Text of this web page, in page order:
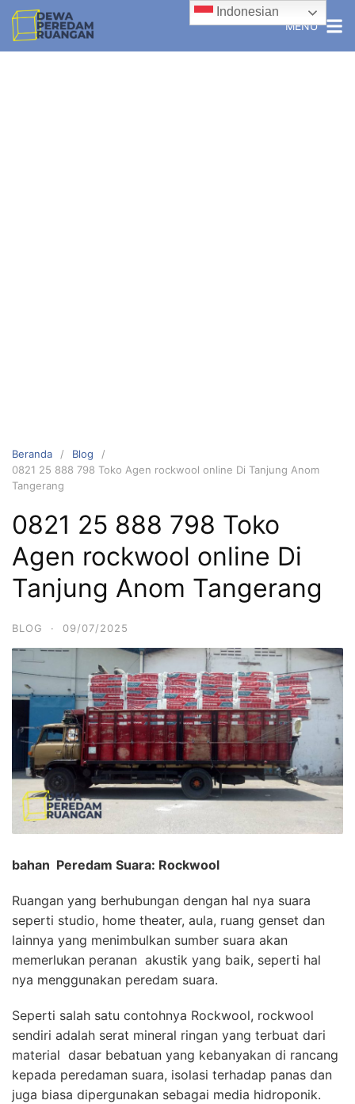
MENU
Beranda
Blog
0821 25 888 798 Toko Agen rockwool online Di Tanjung Anom
Tangerang
0821 25 888 798 Toko
Agen rockwool online Di
Tanjung Anom Tangerang
BLOG · 09/07/2025
bahan Peredam Suara: Rockwool
Ruangan yang berhubungan dengan hal nya suara
seperti studio, home theater, aula, ruang genset dan
lainnya yang menimbulkan sumber suara akan
memerlukan peranan akustik yang baik, seperti hal
nya menggunakan peredam suara.
Seperti salah satu contohnya Rockwool, rockwool
sendiri adalah serat mineral ringan yang terbuat dari
material dasar bebatuan yang kebanyakan di rancang
kepada peredaman suara, isolasi terhadap panas dan
juga biasa dipergunakan sebagai media hidroponik.
Indonesian